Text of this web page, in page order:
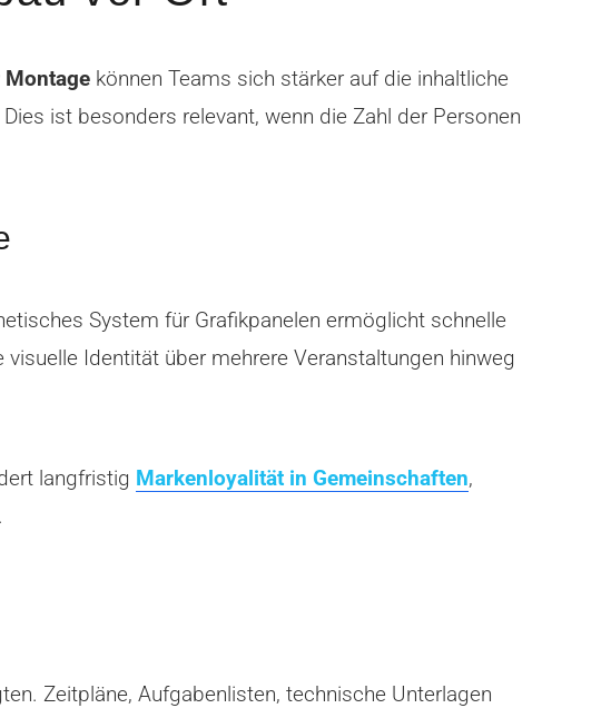
können Teams sich stärker auf die inhaltliche
ist besonders relevant, wenn die Zahl der Personen
System für Grafikpanelen ermöglicht schnelle
Identität über mehrere Veranstaltungen hinweg
langfristig Markenloyalität in Gemeinschaften,
Zeitpläne, Aufgabenlisten, technische Unterlagen